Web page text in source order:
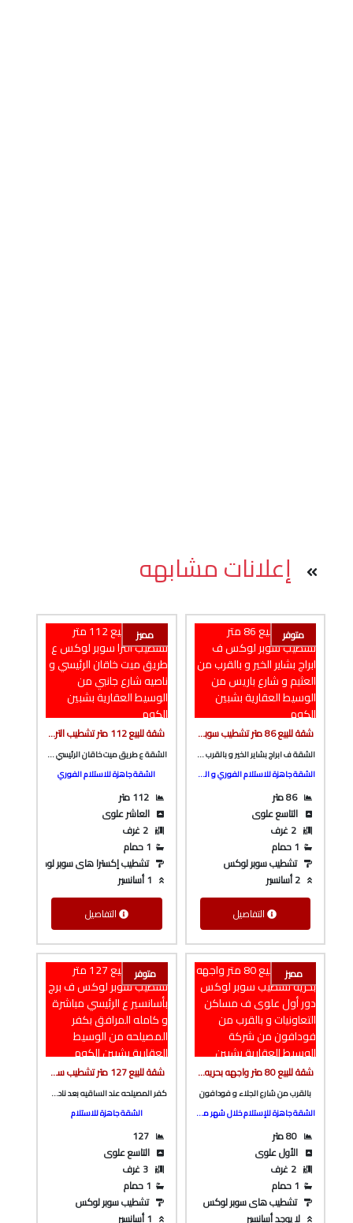
إعلانات مشابهه
متوفر
شقة للبيع 86 متر تشطيب سوبر لوكس ف ابراج بشاير الخير و بالقرب من العثيم و شارع باريس من الوسيط العقارية بشبين الكوم
الشقة ف ابراج بشاير الخير و بالقرب من العثيم و شارع باريس
الشقة جاهزة للاستلام الفوري و السكن
86 متر
التاسع علوى
2 غرف
1 حمام
تشطيب سوبر لوكس
2 أسانسير
التفاصيل
مميز
شقة للبيع 112 متر تشطيب الترا سوبر لوكس ع طريق ميت خاقان الرئيسي و ناصيه شارع جانبي من الوسيط العقارية بشبين الكوم
الشقة ع طريق ميت خاقان الرئيسي و ناصيه شارع جانبي
الشقة جاهزة للاستلام الفوري
112 متر
العاشر علوى
2 غرف
1 حمام
تشطيب إكسترا هاى سوبر لوكس
التفاصيل
مميز
شقة للبيع 80 متر واجهه بحريه تشطيب سوبر لوكس دور أول علوى ف مساكن التعاونيات و بالقرب من فودافون من شركة الوسيط العقارية بشبين الكوم
بالقرب من شارع الجلاء و فودافون
الشقة جاهزة للإستلام خلال شهر من كتابة العقد
الأول علوى
2 غرف
1 حمام
تشطيب هاى سوبر لوكس
لا يوجد أسانسير
متوفر
شقة للبيع 127 متر تشطيب سوبر لوكس ف برج بأسانسير ع الرئيسي مباشرة و كامله المرافق بكفر المصيلحه من الوسيط العقارية بشبين الكوم
كفر المصيلحه عند الساقيه بعد نادي حسني مبارك و المدرسه الصينيه
الشقة جاهزة للاستلام
127
التاسع علوى
3 غرف
1 حمام
تشطيب سوبر لوكس